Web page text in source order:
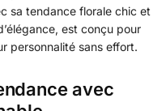
sa tendance florale chic et
est conçu pour
personnalité sans effort.
avec